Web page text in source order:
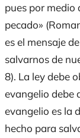
pues por medio
pecado»
es el mensaje
salvarnos de
8). La ley debe
evangelio debe
evangelio es la
hecho para